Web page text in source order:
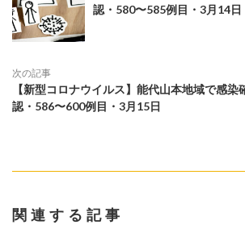
認・580〜585例目・3月14日
次の記事
【新型コロナウイルス】能代山本地域で感染
認・586〜600例目・3月15日
関連する記事